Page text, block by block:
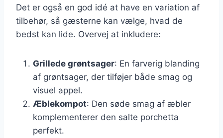
Det er også en god idé at have en variation af
tilbehør, så gæsterne kan vælge, hvad de
bedst kan lide. Overvej at inkludere:
Grillede grøntsager: En farverig blanding
af grøntsager, der tilføjer både smag og
visuel appel.
Æblekompot: Den søde smag af æbler
komplementerer den salte porchetta
perfekt.